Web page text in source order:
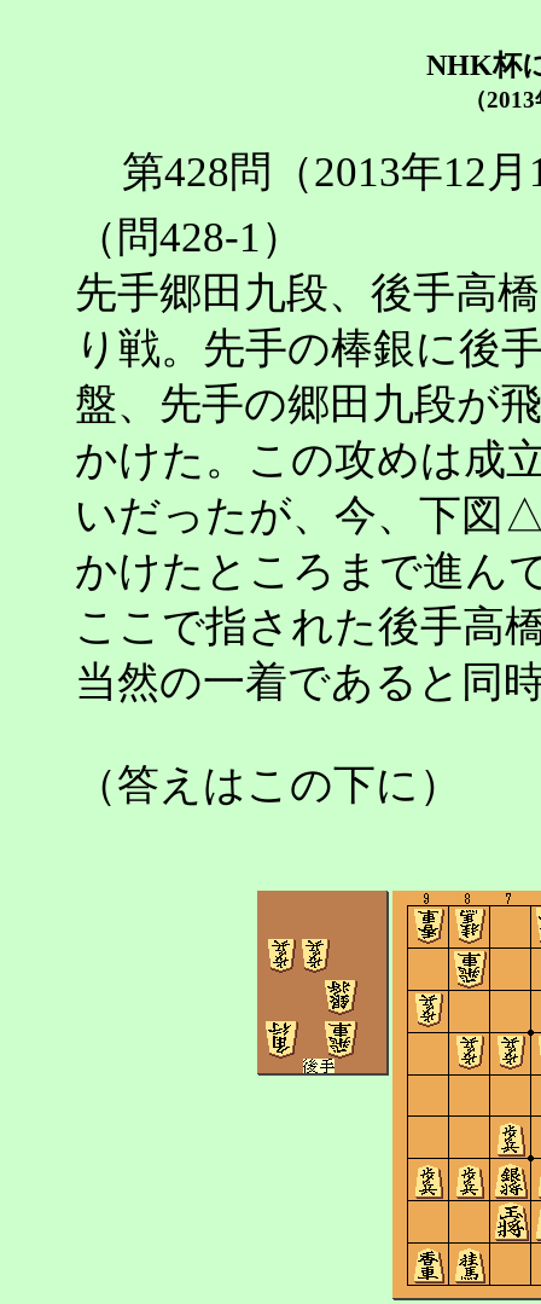
NHK杯
（
第428問（2013年12
（問428-1）
先手郷田九段、後手高
り戦。先手の棒銀に後
盤、先手の郷田九段が
かけた。この攻めは成
いだったが、今、下図
かけたところまで進ん
ここで指された後手高
当然の一着であると同
（答えはこの下に）